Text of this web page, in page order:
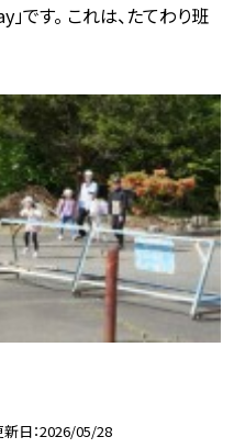
です。 これは、たてわり班
新日 2026/05/28